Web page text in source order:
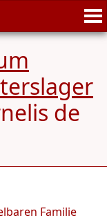
de
Familie